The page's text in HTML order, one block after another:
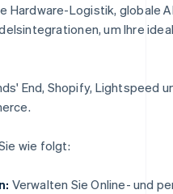
Hardware-Logistik, globale
um Ihre
End, Shopify, Lightspeed
wie folgt:
Verwalten Sie Online- und